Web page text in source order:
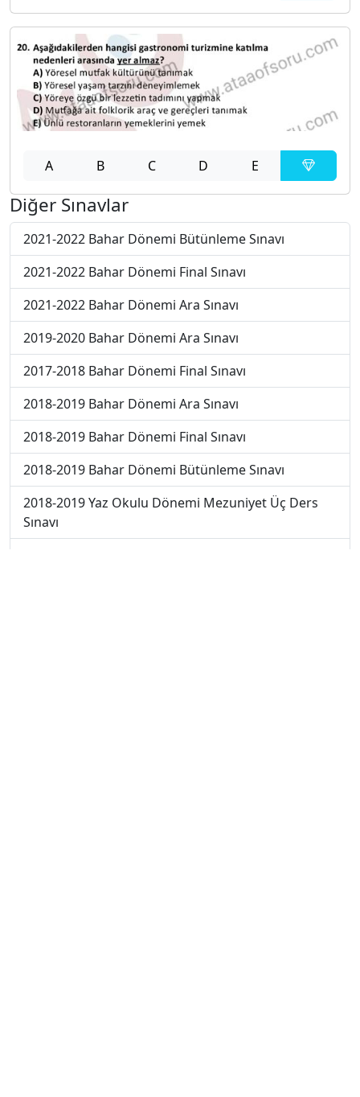
A B C D E
Diğer Sınavlar
2021-2022 Bahar Dönemi Bütünleme Sınavı
2021-2022 Bahar Dönemi Final Sınavı
2021-2022 Bahar Dönemi Ara Sınavı
2019-2020 Bahar Dönemi Ara Sınavı
2017-2018 Bahar Dönemi Final Sınavı
2018-2019 Bahar Dönemi Ara Sınavı
2018-2019 Bahar Dönemi Final Sınavı
2018-2019 Bahar Dönemi Bütünleme Sınavı
2018-2019 Yaz Okulu Dönemi Mezuniyet Üç Ders
Sınavı